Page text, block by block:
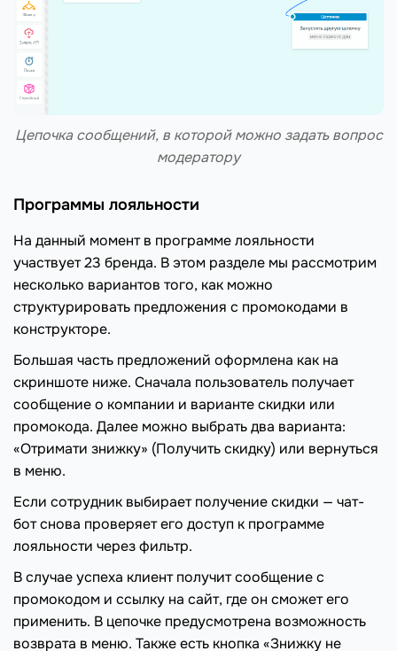
Цепочка сообщений, в которой можно задать вопрос
модератору
Программы лояльности
На данный момент в программе лояльности
участвует 23 бренда. В этом разделе мы рассмотрим
несколько вариантов того, как можно
структурировать предложения с промокодами в
конструкторе.
Большая часть предложений оформлена как на
скриншоте ниже. Сначала пользователь получает
сообщение о компании и варианте скидки или
промокода. Далее можно выбрать два варианта:
«Отримати знижку» (Получить скидку) или вернуться
в меню.
Если сотрудник выбирает получение скидки — чат-
бот снова проверяет его доступ к программе
лояльности через фильтр.
В случае успеха клиент получит сообщение с
промокодом и ссылку на сайт, где он сможет его
применить. В цепочке предусмотрена возможность
возврата в меню. Также есть кнопка «Знижку не